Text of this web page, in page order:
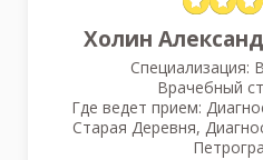
Холин
Специализация:
Врачебный
Где ведет прием:
Старая Деревня,